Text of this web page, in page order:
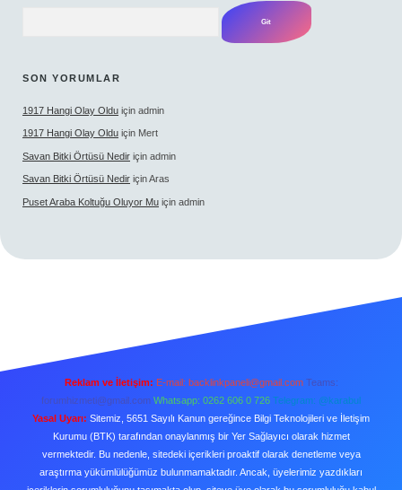
SON YORUMLAR
1917 Hangi Olay Oldu için admin
1917 Hangi Olay Oldu için Mert
Savan Bitki Örtüsü Nedir için admin
Savan Bitki Örtüsü Nedir içinAras
Puset Araba Koltuğu Oluyor Mu için admin
Reklam ve İletişim: E-mail: backlinkpaneli@gmail.com Teams:
forumhizmeti@gmail.com Whatsapp: 0262 606 0 726 Telegram: @karabul
Yasal Uyarı: Sitemiz, 5651 Sayılı Kanun gereğince Bilgi Teknolojileri ve İletişim
Kurumu (BTK) tarafından onaylanmış bir Yer Sağlayıcı olarak hizmet
vermektedir. Bu nedenle, sitedeki içerikleri proaktif olarak denetleme veya
araştırma yükümlülüğümüz bulunmamaktadır. Ancak, üyelerimiz yazdıkları